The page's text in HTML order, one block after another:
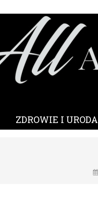
ZDROWIE I URODA